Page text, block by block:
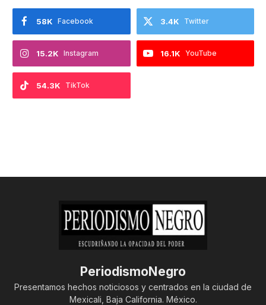
Facebook
58K Twitter
3.4K
Instagram
15.2K YouTube
16.1K
TikTok
54.3K
PeriodismoNegro
Presentamos hechos noticiosos y centrados en la ciudad de
Mexicali, Baja California. México.